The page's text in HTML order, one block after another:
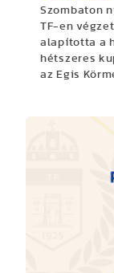
Szombaton
TF-en
alapította a
hétszeres
az Egis